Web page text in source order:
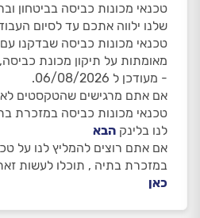
טכנאי מכונות כביסה בביטחון
- מעודכן ל 06/08/2026.
אם אתם מרגישים שהטקסטים
טכנאי מכונות כביסה במזכרת
לנו בלינק הבא
אם אתם רוצים להמליץ לנו על
במזכרת בתיה , תוכלו לעשות
כאן